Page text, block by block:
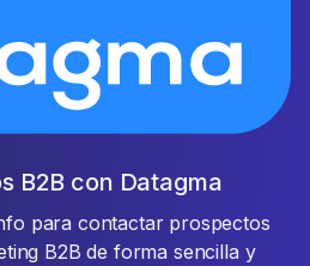
B2B con Datagma
para contactar prospectos
B2B de forma sencilla y